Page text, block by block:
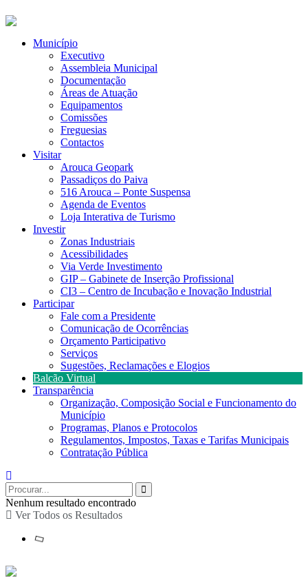
Município
Executivo
Assembleia Municipal
Documentação
Áreas de Atuação
Equipamentos
Comissões
Freguesias
Contactos
Visitar
Arouca Geopark
Passadiços do Paiva
516 Arouca – Ponte Suspensa
Agenda de Eventos
Loja Interativa de Turismo
Investir
Zonas Industriais
Acessibilidades
Via Verde Investimento
GIP – Gabinete de Inserção Profissional
CI3 – Centro de Incubação e Inovação Industrial
Participar
Fale com a Presidente
Comunicação de Ocorrências
Orçamento Participativo
Serviços
Sugestões, Reclamações e Elogios
Balcão Virtual
Transparência
Organização, Composição Social e Funcionamento do
Município
Programas, Planos e Protocolos
Regulamentos, Impostos, Taxas e Tarifas Municipais
Contratação Pública
Nenhum resultado encontrado
Ver Todos os Resultados